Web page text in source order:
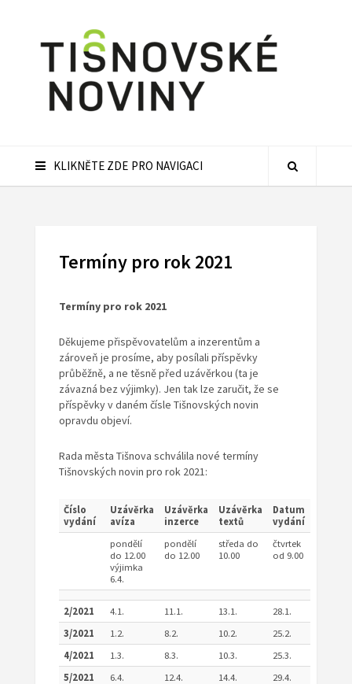
KLIKNĚTE ZDE PRO NAVIGACI
Termíny pro rok 2021
Termíny pro rok 2021
Děkujeme přispěvovatelům a inzerentům a
zároveň je prosíme, aby posílali příspěvky
průběžně, a ne těsně před uzávěrkou (ta je
závazná bez výjimky). Jen tak lze zaručit, že se
příspěvky v daném čísle Tišnovských novin
opravdu objeví.
Rada města Tišnova schválila nové termíny
Tišnovských novin pro rok 2021:
Číslo
vydání
Uzávěrka
avíza
Uzávěrka
inzerce
Uzávěrka
textů
Datum
vydání
pondělí
do 12.00
výjimka
6.4.
pondělí
do 12.00
středa do
10.00
čtvrtek
od 9.00
2/2021 4.1. 11.1. 13.1.
28.1.
3/2021
1.2. 8.2. 10.2.
25.2.
4/2021
1.3. 8.3. 10.3.
25.3.
5/2021
6.4. 12.4. 14.4.
29.4.